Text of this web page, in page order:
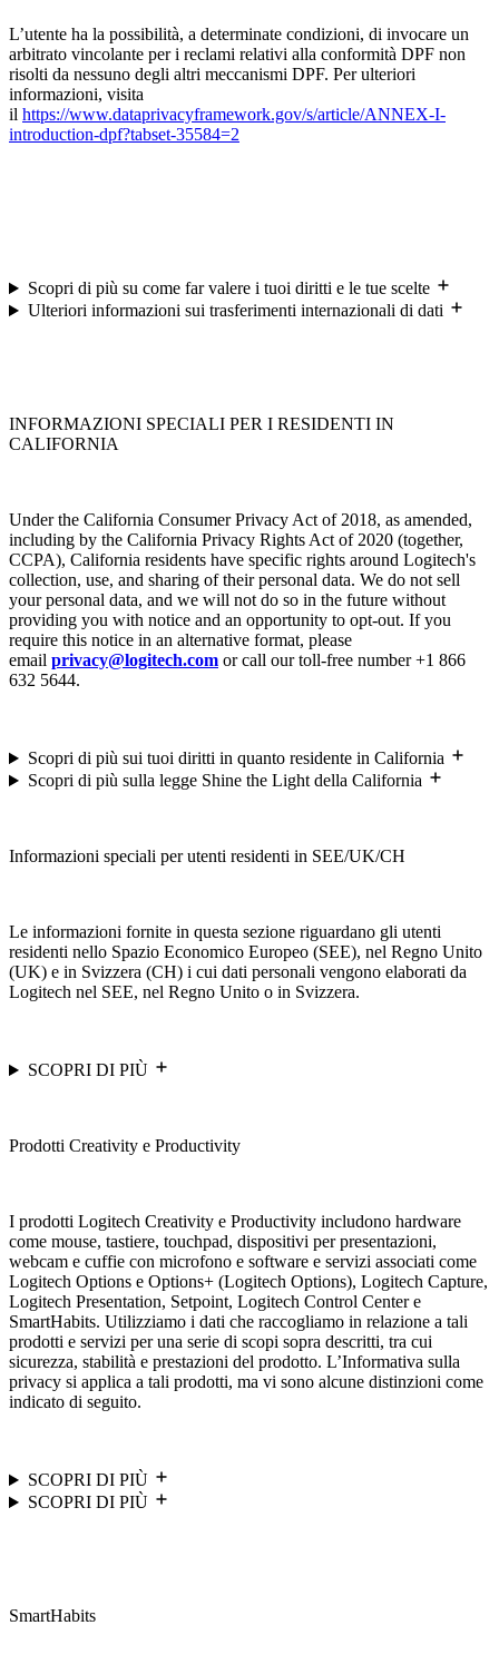
L’utente ha la possibilità, a determinate condizioni, di invocare un
arbitrato vincolante per i reclami relativi alla conformità DPF non
risolti da nessuno degli altri meccanismi DPF. Per ulteriori
informazioni, visita
il https://www.dataprivacyframework.gov/s/article/ANNEX-I-
introduction-dpf?tabset-35584=2
Scopri di più su come far valere i tuoi diritti e le tue scelte
Ulteriori informazioni sui trasferimenti internazionali di dati
INFORMAZIONI SPECIALI PER I RESIDENTI IN
CALIFORNIA
Under the California Consumer Privacy Act of 2018, as amended,
including by the California Privacy Rights Act of 2020 (together,
CCPA), California residents have specific rights around Logitech's
collection, use, and sharing of their personal data. We do not sell
your personal data, and we will not do so in the future without
providing you with notice and an opportunity to opt-out. If you
require this notice in an alternative format, please
email privacy@logitech.com or call our toll-free number +1 866
632 5644.
Scopri di più sui tuoi diritti in quanto residente in California
Scopri di più sulla legge Shine the Light della California
Informazioni speciali per utenti residenti in SEE/UK/CH
Le informazioni fornite in questa sezione riguardano gli utenti
residenti nello Spazio Economico Europeo (SEE), nel Regno Unito
(UK) e in Svizzera (CH) i cui dati personali vengono elaborati da
Logitech nel SEE, nel Regno Unito o in Svizzera.
SCOPRI DI PIÙ
Prodotti Creativity e Productivity
I prodotti Logitech Creativity e Productivity includono hardware
come mouse, tastiere, touchpad, dispositivi per presentazioni,
webcam e cuffie con microfono e software e servizi associati come
Logitech Options e Options+ (Logitech Options), Logitech Capture,
Logitech Presentation, Setpoint, Logitech Control Center e
SmartHabits. Utilizziamo i dati che raccogliamo in relazione a tali
prodotti e servizi per una serie di scopi sopra descritti, tra cui
sicurezza, stabilità e prestazioni del prodotto. L’Informativa sulla
privacy si applica a tali prodotti, ma vi sono alcune distinzioni come
indicato di seguito.
SCOPRI DI PIÙ
SCOPRI DI PIÙ
SmartHabits